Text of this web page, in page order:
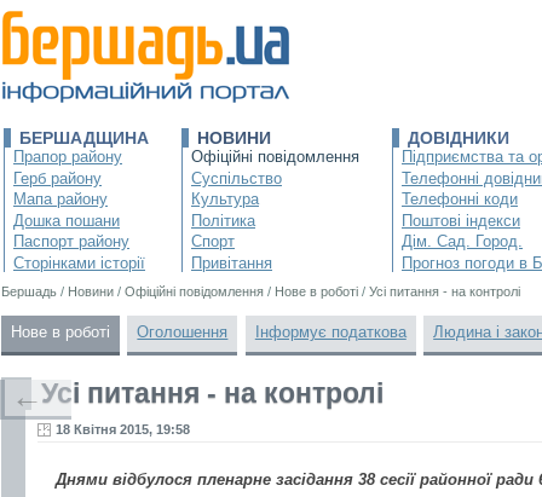
БЕРШАДЩИНА
Прапор району
Герб району
Мапа району
Дошка пошани
Паспорт району
Сторінками історії
НОВИНИ
Офіційні повідомлення
Суспільство
Культура
Політика
Спорт
Привітання
ДОВІДНИКИ
Підприємства та
Телефонні
Телефонні коди
Поштові індекси
Дім. Сад. Город.
Прогноз погоди в
Бершадь / Новини / Офіційні повідомлення / Нове в роботі / Усі питання - на контролі
Нове в роботі Оголошення Інформує податкова Людина і
Усі питання - на контролі
18 Квітня 2015, 19:58
Днями відбулося пленарне засідання 38 сесії районної ради
←